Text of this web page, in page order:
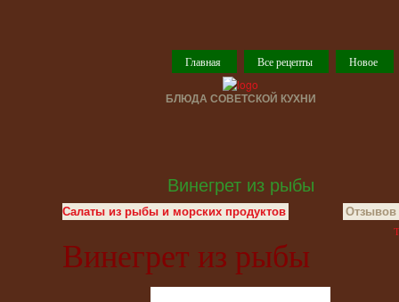
Главная Все рецепты Новое
БЛЮДА СОВЕТСКОЙ КУХНИ
Винегрет из рыбы
Салаты из рыбы и морских продуктов Отзывов
Винегрет из рыбы